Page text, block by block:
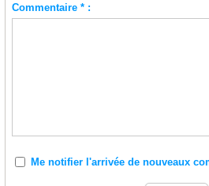
Commentaire * :
Me notifier l'arrivée de nouveaux